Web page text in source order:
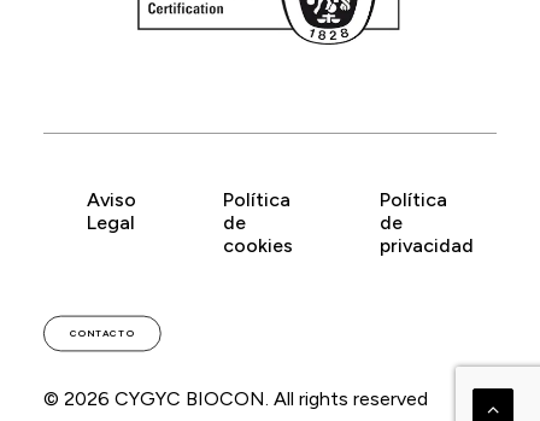
Aviso
Legal
Política
de
cookies
Política
de
privacidad
CONTACTO
© 2026 CYGYC BIOCON. All rights reserved